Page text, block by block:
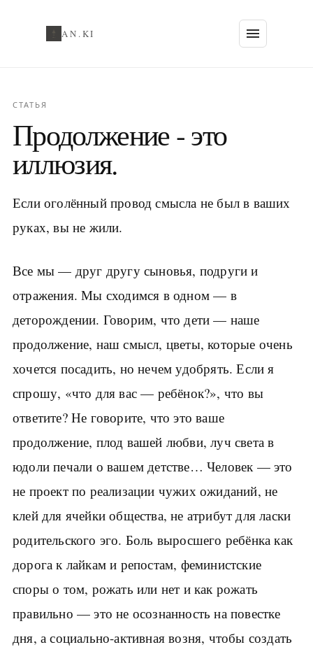
AN.KI
СТАТЬЯ
Продолжение - это
иллюзия.
Если оголённый провод смысла не был в ваших
руках, вы не жили.
Все мы — друг другу сыновья, подруги и
отражения. Мы сходимся в одном — в
деторождении. Говорим, что дети — наше
продолжение, наш смысл, цветы, которые очень
хочется посадить, но нечем удобрять. Если я
спрошу, «что для вас — ребёнок?», что вы
ответите? Не говорите, что это ваше
продолжение, плод вашей любви, луч света в
юдоли печали о вашем детстве… Человек — это
не проект по реализации чужих ожиданий, не
клей для ячейки общества, не атрибут для ласки
родительского эго. Боль выросшего ребёнка как
дорога к лайкам и репостам, феминистские
споры о том, рожать или нет и как рожать
правильно — это не осознанность на повестке
дня, а социально-активная возня, чтобы создать